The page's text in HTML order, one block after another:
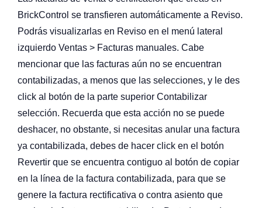
BrickControl se transfieren automáticamente a Reviso.
Podrás visualizarlas en Reviso en el menú lateral
izquierdo Ventas > Facturas manuales. Cabe
mencionar que las facturas aún no se encuentran
contabilizadas, a menos que las selecciones, y le des
click al botón de la parte superior Contabilizar
selección. Recuerda que esta acción no se puede
deshacer, no obstante, si necesitas anular una factura
ya contabilizada, debes de hacer click en el botón
Revertir que se encuentra contiguo al botón de copiar
en la línea de la factura contabilizada, para que se
genere la factura rectificativa o contra asiento que